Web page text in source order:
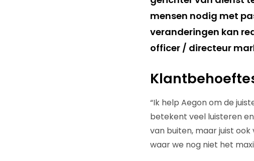
mensen nodig met
veranderingen kan
officer / directeur
“Ik help Aegon om de
betekent veel luisteren
van buiten, maar juist
waar we nog niet het